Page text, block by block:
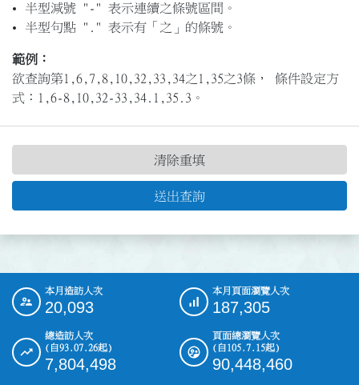
半型減號 "-" 表示連續之條號區間。
半型句點 "." 表示有「之」的條號。
範例：
欲查詢第1,6,7,8,10,32,33,34之1,35之3條， 條件設定方
式：1,6-8,10,32-33,34.1,35.3。
送出查詢
清除重填
::: 本月造訪人次
20,093
本月頁面瀏覽人次
187,305
總造訪人次
(自93.07.26起)
7,804,498
頁面總瀏覽人次
(自105.7.15起)
90,448,460